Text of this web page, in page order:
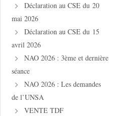
Déclaration au CSE du 20
mai 2026
Déclaration au CSE du 15
avril 2026
NAO 2026 : 3ème et dernière
séance
NAO 2026 : Les demandes
de l’UNSA
VENTE TDF